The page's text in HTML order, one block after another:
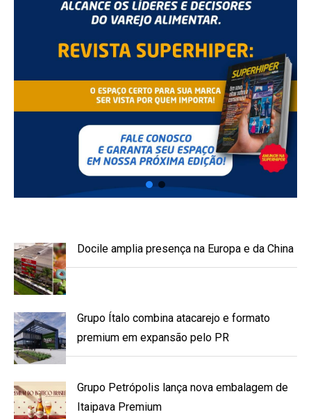
Docile amplia presença na Europa e da China
Grupo Ítalo combina atacarejo e formato
premium em expansão pelo PR
Grupo Petrópolis lança nova embalagem de
Itaipava Premium